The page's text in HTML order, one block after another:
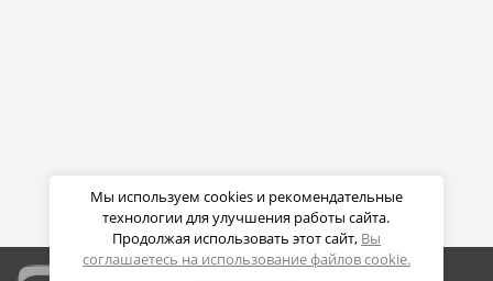
Мы используем cookies и рекомендательные
технологии для улучшения работы сайта.
Продолжая использовать этот сайт, Вы
соглашаетесь на использование файлов cookie.